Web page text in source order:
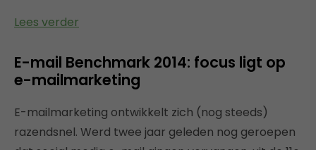
Lees verder
E-mail Benchmark 2014: focus ligt op
e-mailmarketing
E-mailmarketing ontwikkelt zich (nog steeds)
razendsnel. Werd twee jaar geleden nog geroepen